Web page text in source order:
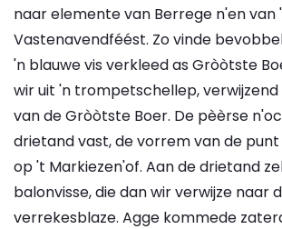
naar elemente van Berrege n'en van
Vastenavendféést. Zo vinde
'n blauwe vis verkleed as Gròòtste
wir uit 'n trompetschellep,
van de Gròòtste Boer. De pèèrse
drietand vast, de vorrem van de
op 't Markiezen'of. Aan de drietand
balonvisse, die dan wir verwijze naar
verrekesblaze. Agge kommede